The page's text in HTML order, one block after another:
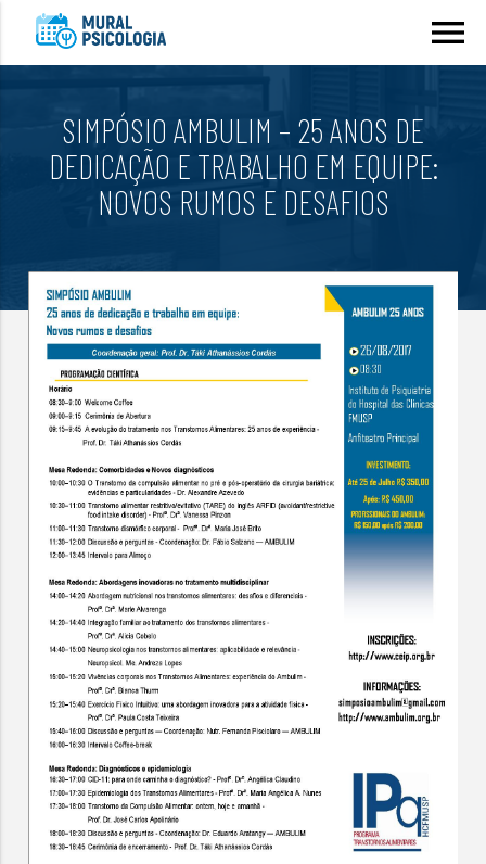
menu
SIMPÓSIO AMBULIM – 25 ANOS DE
DEDICAÇÃO E TRABALHO EM EQUIPE:
NOVOS RUMOS E DESAFIOS